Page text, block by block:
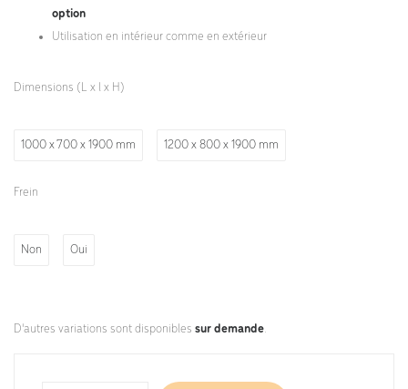
option
Utilisation en intérieur comme en extérieur
Dimensions (L x l x H)
1000 x 700 x 1900 mm 1200 x 800 x 1900 mm
Frein
Non Oui
D'autres variations sont disponibles sur demande.